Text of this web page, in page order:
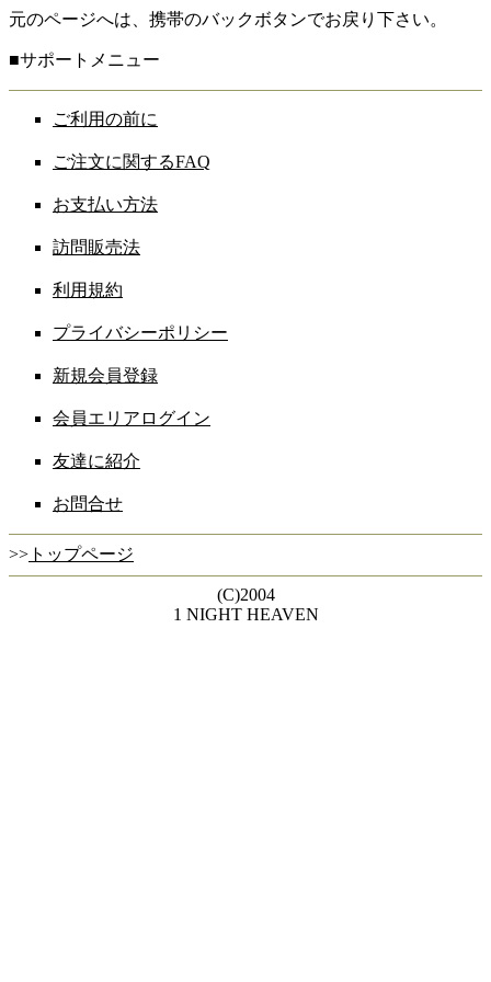
元のページへは、携帯のバックボタンでお戻り下さい。
■サポートメニュー
ご利用の前に
ご注文に関するFAQ
お支払い方法
訪問販売法
利用規約
プライバシーポリシー
新規会員登録
会員エリアログイン
友達に紹介
お問合せ
>> トップページ
(C)2004
1 NIGHT HEAVEN